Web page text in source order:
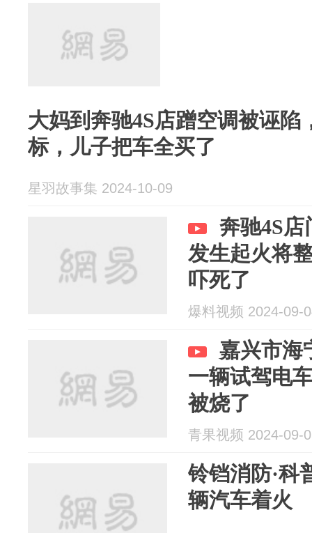
大妈到奔驰4S店蹭空调被诬陷
标，儿子把车全买了
星羽故事集 2024-10-09
奔驰4S
发生起火将
吓死了
爆料视频 2024-09-
嘉兴市海
一辆试驾电
被烧了
青果视频 2024-09-
铃铛消防·科
辆汽车着火